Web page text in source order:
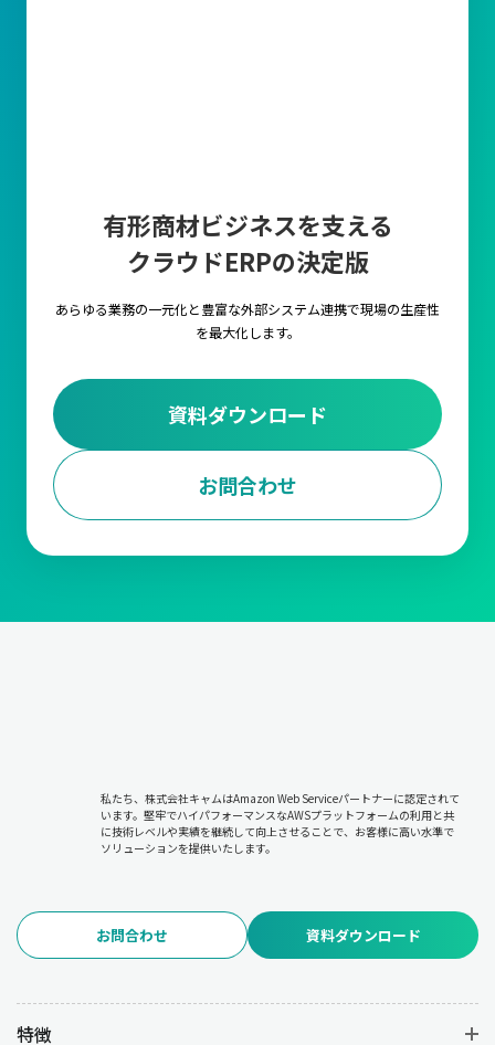
有形商材ビジネスを支える
クラウドERPの決定版
あらゆる業務の一元化と豊富な外部システム連携で現場の生産性
を最大化します。
資料ダウンロード
お問合わせ
私たち、株式会社キャムはAmazon Web Serviceパートナーに認定されて
います。堅牢でハイパフォーマンスなAWSプラットフォームの利用と共
に技術レベルや実績を継続して向上させることで、お客様に高い水準で
ソリューションを提供いたします。
お問合わせ 資料ダウンロード
特徴